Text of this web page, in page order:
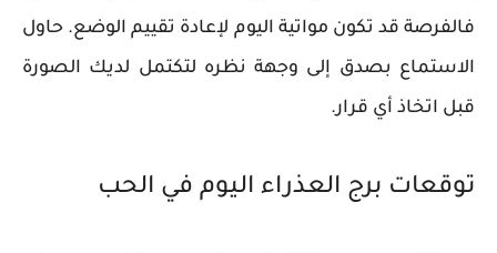
فالفرصة قد تكون مواتية اليوم لإعادة تقييم الوضع. حاول
الاستماع بصدق إلى وجهة نظره لتكتمل لديك الصورة
قبل اتخاذ أي قرار.
توقعات برج العذراء اليوم في الحب